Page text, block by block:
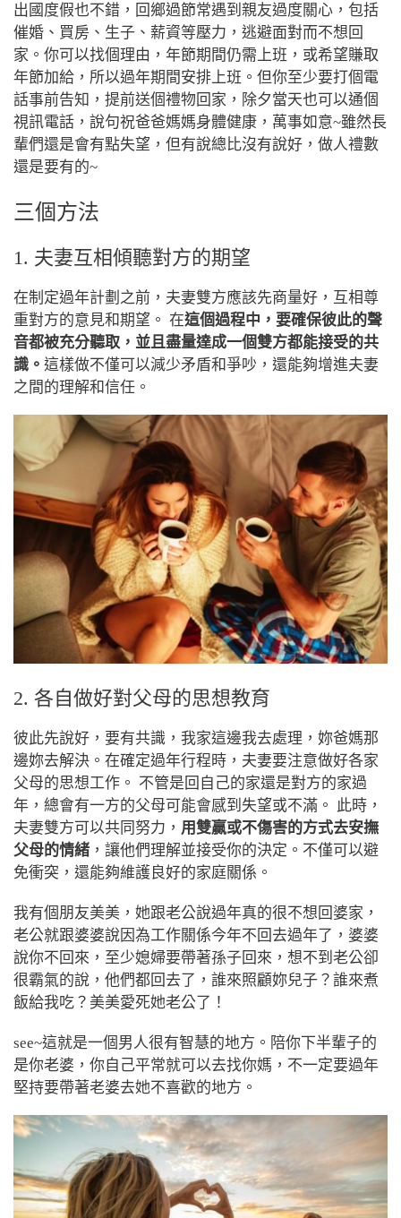
出國度假也不錯，回鄉過節常遇到親友過度關心，包括
催婚、買房、生子、薪資等壓力，逃避面對而不想回
家。你可以找個理由，年節期間仍需上班，或希望賺取
年節加給，所以過年期間安排上班。但你至少要打個電
話事前告知，提前送個禮物回家，除夕當天也可以通個
視訊電話，說句祝爸爸媽媽身體健康，萬事如意~雖然長
輩們還是會有點失望，但有說總比沒有說好，做人禮數
還是要有的~
三個方法
1. 夫妻互相傾聽對方的期望
在制定過年計劃之前，夫妻雙方應該先商量好，互相尊
重對方的意見和期望。 在這個過程中，要確保彼此的聲
音都被充分聽取，並且盡量達成一個雙方都能接受的共
識。 這樣做不僅可以減少矛盾和爭吵，還能夠增進夫妻
之間的理解和信任。
2. 各自做好對父母的思想教育
彼此先說好，要有共識，我家這邊我去處理，妳爸媽那
邊妳去解決。在確定過年行程時，夫妻要注意做好各家
父母的思想工作。 不管是回自己的家還是對方的家過
年，總會有一方的父母可能會感到失望或不滿。 此時，
夫妻雙方可以共同努力， 用雙贏或不傷害的方式去安撫
父母的情緒 ，讓他們理解並接受你的決定。 不僅可以避
免衝突，還能夠維護良好的家庭關係。
我有個朋友美美，她跟老公說過年真的很不想回婆家，
老公就跟婆婆說因為工作關係今年不回去過年了，婆婆
說你不回來，至少媳婦要帶著孫子回來，想不到老公卻
很霸氣的說，他們都回去了，誰來照顧妳兒子？誰來煮
飯給我吃？美美愛死她老公了！
see~這就是一個男人很有智慧的地方。陪你下半輩子的
是你老婆，你自己平常就可以去找你媽，不一定要過年
堅持要帶著老婆去她不喜歡的地方。